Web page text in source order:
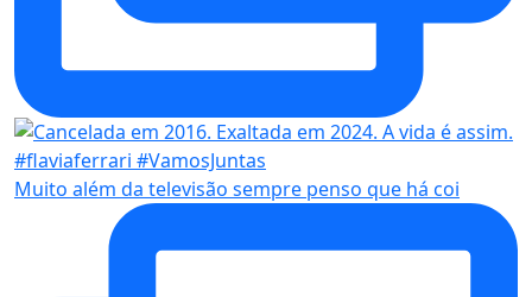
Muito além da televisão sempre penso que há coi